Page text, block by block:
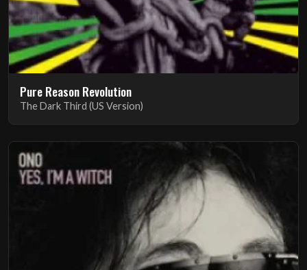
Pure Reason Revolution
The Dark Third (US Version)